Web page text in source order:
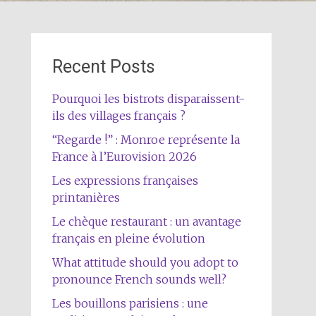
Recent Posts
Pourquoi les bistrots disparaissent-
ils des villages français ?
“Regarde !” : Monroe représente la
France à l’Eurovision 2026
Les expressions françaises
printanières
Le chèque restaurant : un avantage
français en pleine évolution
What attitude should you adopt to
pronounce French sounds well?
Les bouillons parisiens : une